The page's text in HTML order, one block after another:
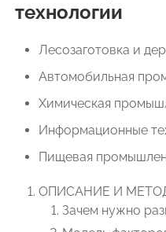
технологии
Лесозаготовка и
Автомобильная
Химическая
Информационные
Пищевая
ОПИСАНИЕ И
Зачем нужно